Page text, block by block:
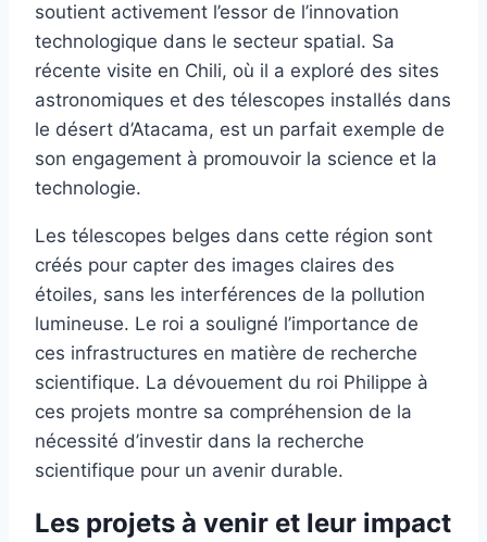
soutient activement l’essor de l’innovation
technologique dans le secteur spatial. Sa
récente visite en Chili, où il a exploré des sites
astronomiques et des télescopes installés dans
le désert d’Atacama, est un parfait exemple de
son engagement à promouvoir la science et la
technologie.
Les télescopes belges dans cette région sont
créés pour capter des images claires des
étoiles, sans les interférences de la pollution
lumineuse. Le roi a souligné l’importance de
ces infrastructures en matière de recherche
scientifique. La dévouement du roi Philippe à
ces projets montre sa compréhension de la
nécessité d’investir dans la recherche
scientifique pour un avenir durable.
Les projets à venir et leur impact